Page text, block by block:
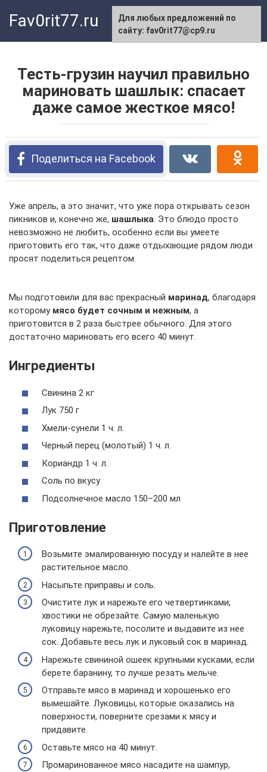
Fav0rit77.ru
Тесть-грузин научил правильно
мариновать шашлык: спасает
даже самое жесткое мясо!
Поделиться на Facebook
Уже апрель, а это значит, что уже пора открывать сезон
пикников и, конечно же, шашлыка. Это блюдо просто
невозможно не любить, особенно если вы умеете
приготовить его так, что даже отдыхающие рядом люди
просят поделиться рецептом.
Мы подготовили для вас прекрасный маринад, благодаря
которому мясо будет сочным и нежным, а
приготовится в 2 раза быстрее обычного. Для этого
достаточно мариновать его всего 40 минут.
Ингредиенты
Свинина 2 кг
Лук 750 г
Хмели-сунели 1 ч. л.
Черный перец (молотый) 1 ч. л.
Кориандр 1 ч. л.
Соль по вкусу
Подсолнечное масло 150–200 мл
Приготовление
Возьмите эмалированную посуду и налейте в нее
растительное масло.
Насыпьте приправы и соль.
Очистите лук и нарежьте его четвертинками,
хвостики не обрезайте. Самую маленькую
луковицу нарежьте, посолите и выдавите из нее
сок. Добавьте весь лук и луковый сок в маринад.
Нарежьте свининой ошеек крупными кусками, если
берете баранину, то лучше резать мельче.
Отправьте мясо в маринад и хорошенько его
вымешайте. Луковицы, которые оказались на
поверхности, поверните срезами к мясу и
придавите.
Оставьте мясо на 40 минут.
Промаринованное мясо насадите на шампур,
Для любых предложений по
сайту: fav0rit77@cp9.ru